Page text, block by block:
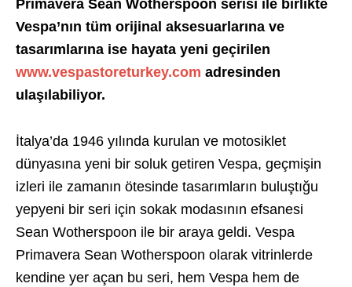
Primavera Sean Wotherspoon serisi ile birlikte
Vespa’nın tüm orijinal aksesuarlarına ve
tasarımlarına ise hayata yeni geçirilen
www.vespastoreturkey.com adresinden
ulaşılabiliyor.
İtalya’da 1946 yılında kurulan ve motosiklet
dünyasına yeni bir soluk getiren Vespa, geçmişin
izleri ile zamanın ötesinde tasarımların buluştığu
yepyeni bir seri için sokak modasının efsanesi
Sean Wotherspoon ile bir araya geldi. Vespa
Primavera Sean Wotherspoon olarak vitrinlerde
kendine yer açan bu seri, hem Vespa hem de